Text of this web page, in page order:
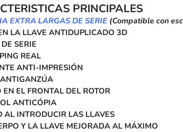
PRINCIPALES
EXTRA LARGAS DE SERIE (Compatible con
LA LLAVE ANTIDUPLICADO 3D
SERIE
REAL
ANTI-IMPRESIÓN
EL FRONTAL DEL ROTOR
ANTICÓPIA
INTRODUCIR LAS LLAVES
Y LA LLAVE MEJORADA AL MÁXIMO